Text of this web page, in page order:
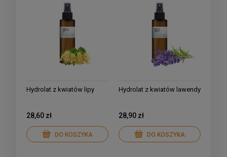
Hydrolat z kwiatów lipy
28,60 zł
DO KOSZYKA
Hydrolat z kwiatów lawendy
28,90 zł
DO KOSZYKA